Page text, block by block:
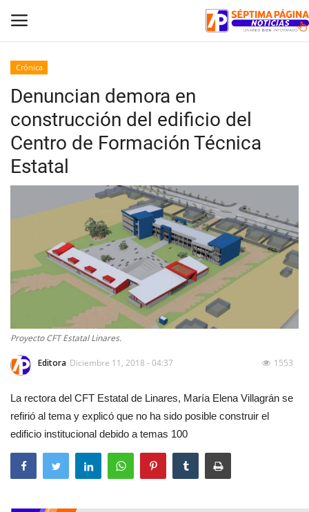
Inicio
Crónica
Policial
Política
Crónica
Denuncian demora en
construcción del edificio del
Centro de Formación Técnica
Estatal
Proyecto CFT Estatal Linares.
Editora Diciembre 11, 2018 - 04:37 1553
La rectora del CFT Estatal de Linares, María Elena Villagrán se
refirió al tema y explicó que no ha sido posible construir el
edificio institucional debido a temas 100